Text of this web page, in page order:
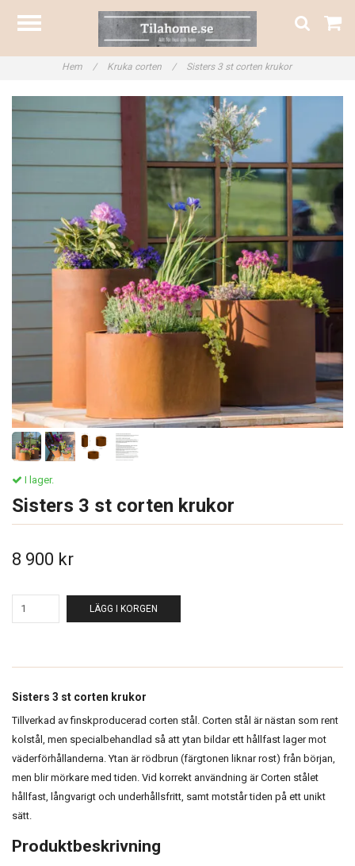
Hem / Kruka corten / Sisters 3 st corten krukor
I lager.
Sisters 3 st corten krukor
8 900 kr
LÄGG I KORGEN
Sisters 3 st corten krukor
Tillverkad av finskproducerad corten stål. Corten stål är nästan som rent
kolstål, men specialbehandlad så att ytan bildar ett hållfast lager mot
väderförhållanderna. Ytan är rödbrun (färgtonen liknar rost) från början,
men blir mörkare med tiden. Vid korrekt användning är Corten stålet
hållfast, långvarigt och underhållsfritt, samt motstår tiden på ett unikt
sätt.
Produktbeskrivning